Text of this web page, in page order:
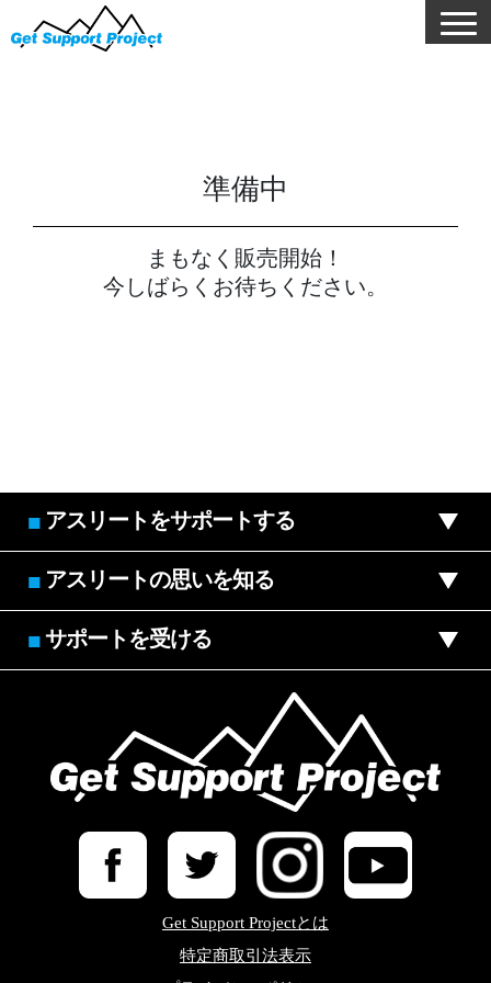
準備中
まもなく販売開始！
今しばらくお待ちください。
■ アスリートをサポートする
■ アスリートの思いを知る
■サポートを受ける
Get Support Projectとは
特定商取引法表示